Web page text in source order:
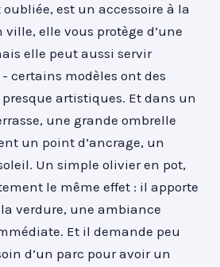
oubliée, est un accessoire à la
elle vous protège d’une
elle peut aussi servir
certains modèles ont des
artistiques. Et dans un
une grande ombrelle
un point d’ancrage, un
Un simple olivier en pot,
le même effet : il apporte
verdure, une ambiance
Et il demande peu
d’un parc pour avoir un